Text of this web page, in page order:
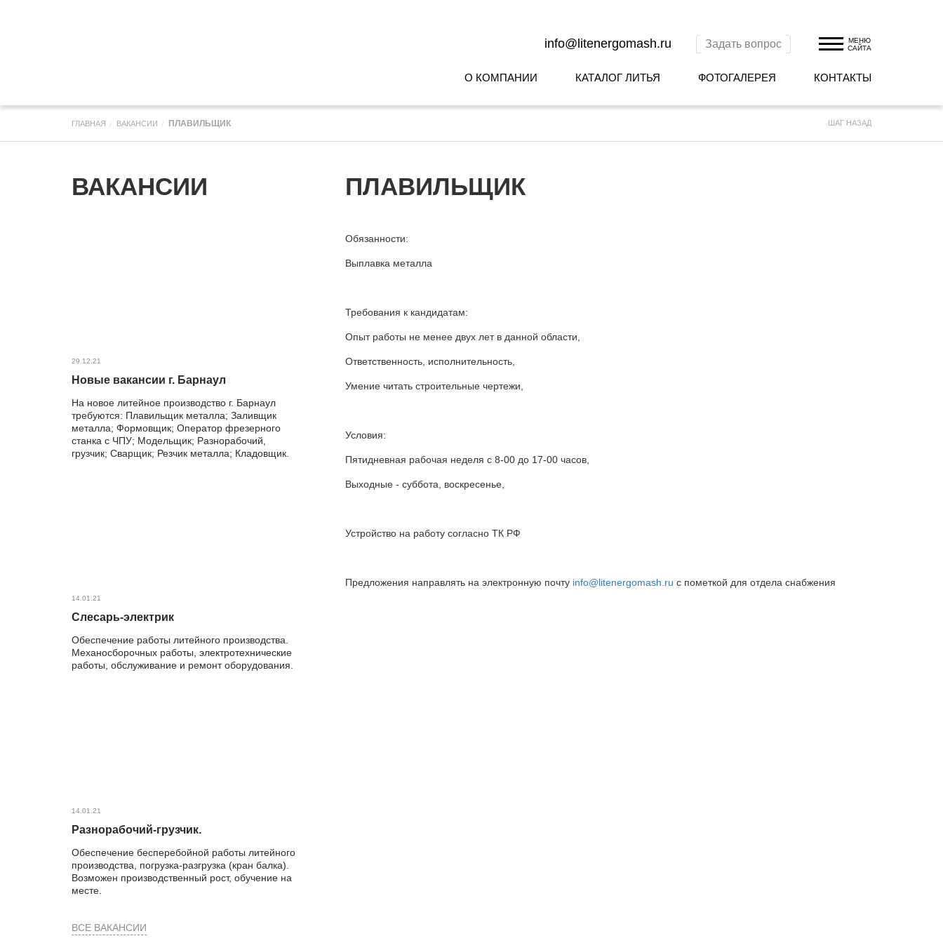
info@litenergomash.ru Задать вопрос
МЕНЮ
САЙТА
О КОМПАНИИ КАТАЛОГ ЛИТЬЯ ФОТОГАЛЕРЕЯ КОНТАКТЫ
ГЛАВНАЯ ВАКАНСИИ ПЛАВИЛЬЩИК ШАГ НАЗАД
ВАКАНСИИ
29.12.21
Новые вакансии г. Барнаул
На новое литейное производство г. Барнаул
требуются: Плавильщик металла; Заливщик
металла; Формовщик; Оператор фрезерного
станка с ЧПУ; Модельщик; Разнорабочий,
грузчик; Сварщик; Резчик металла; Кладовщик.
14.01.21
Слесарь-электрик
Обеспечение работы литейного производства.
Механосборочных работы, электротехнические
работы, обслуживание и ремонт оборудования.
14.01.21
Разнорабочий-грузчик.
Обеспечение бесперебойной работы литейного
производства, погрузка-разгрузка (кран балка).
Возможен производственный рост, обучение на
месте.
ВСЕ ВАКАНСИИ
ПЛАВИЛЬЩИК
Обязанности:
Выплавка металла
Требования к кандидатам:
Опыт работы не менее двух лет в данной области,
Ответственность, исполнительность,
Умение читать строительные чертежи,
Условия:
Пятидневная рабочая неделя с 8-00 до 17-00 часов,
Выходные - суббота, воскресенье,
Устройство на работу согласно ТК РФ
Предложения направлять на электронную почту info@litenergomash.ru с пометкой для отдела снабжения